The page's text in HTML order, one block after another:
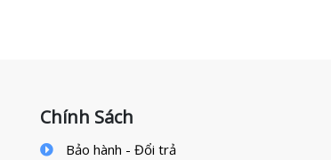
Chính Sách
Bảo hành - Đổi trả